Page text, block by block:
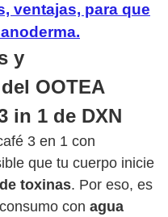
ventajas, para que
y
OOTEA
in 1 de DXN
3 en 1 con
que tu cuerpo inicie
toxinas. Por eso, es
con agua